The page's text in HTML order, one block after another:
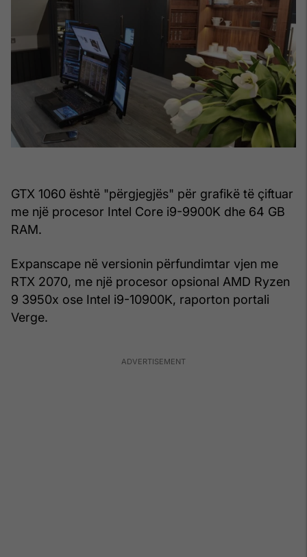
GTX 1060 është "përgjegjës" për grafikë të çiftuar
me një procesor Intel Core i9-9900K dhe 64 GB
RAM.
Expanscape në versionin përfundimtar vjen me
RTX 2070, me një procesor opsional AMD Ryzen
9 3950x ose Intel i9-10900K, raporton portali
Verge.